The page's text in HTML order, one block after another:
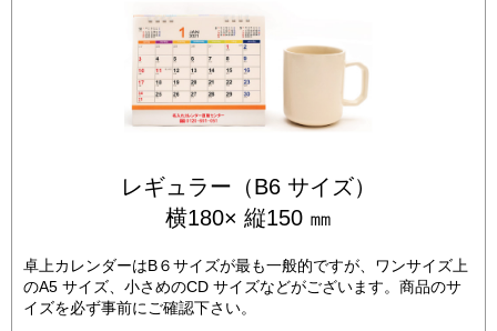
レギュラー（B6 サイズ）
横180× 縦150 ㎜
卓上カレンダーはB６サイズが最も一般的ですが、ワンサイズ上
のA5 サイズ、小さめのCD サイズなどがございます。商品のサ
イズを必ず事前にご確認下さい。